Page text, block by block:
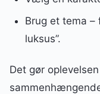
Brug et tema –
luksus”.
Det gør